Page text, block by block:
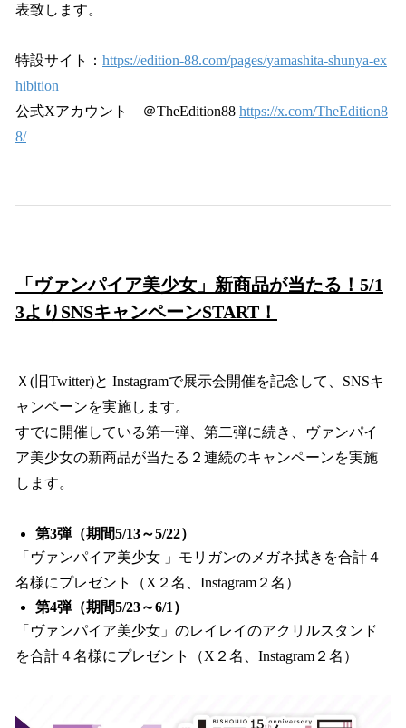
表致します。
特設サイト： https://edition-88.com/pages/yamashita-shunya-ex
hibition
公式Xアカウント ＠TheEdition88 https://x.com/TheEdition8
8/
「ヴァンパイア美少女」新商品が当たる！5/1
3よりSNSキャンペーンSTART！
Ｘ(旧Twitter)と Instagramで展示会開催を記念して、SNSキ
ャンペーンを実施します。
すでに開催している第一弾、第二弾に続き、ヴァンパイ
ア美少女の新商品が当たる２連続のキャンペーンを実施
します。
第3弾（期間5/13～5/22）
「ヴァンパイア美少女 」モリガンのメガネ拭きを合計４
名様にプレゼント（X２名、Instagram２名）
第4弾（期間5/23～6/1）
「ヴァンパイア美少女」のレイレイのアクリルスタンド
を合計４名様にプレゼント（X２名、Instagram２名）